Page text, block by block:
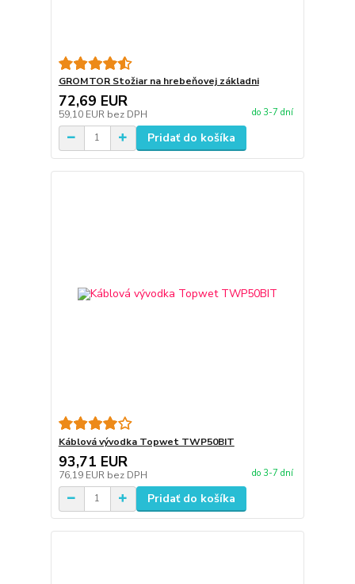
GROMTOR Stožiar na hrebeňovej základni
72,69 EUR
59,10 EUR bez DPH do 3-7 dní
Pridať do košíka
Káblová vývodka Topwet TWP50BIT
93,71 EUR
76,19 EUR bez DPH do 3-7 dní
Pridať do košíka